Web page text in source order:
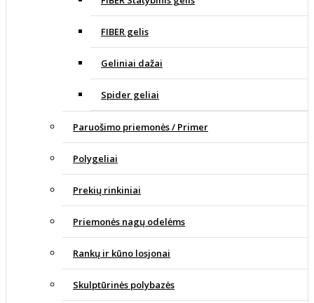
FIBER gelis
Geliniai dažai
Spider geliai
Paruošimo priemonės / Primer
Polygeliai
Prekių rinkiniai
Priemonės nagų odelėms
Rankų ir kūno losjonai
Skulptūrinės polybazės